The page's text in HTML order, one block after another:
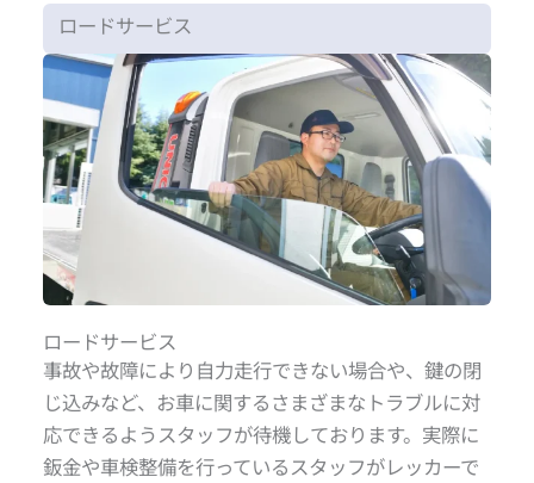
ロードサービス
ロードサービス
事故や故障により自力走行できない場合や、鍵の閉
じ込みなど、お車に関するさまざまなトラブルに対
応できるようスタッフが待機しております。実際に
鈑金や車検整備を行っているスタッフがレッカーで